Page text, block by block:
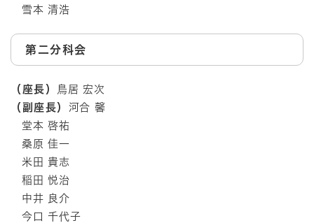
雪本 清浩
第二分科会
（座長）
鳥居 宏次​
（副座長） 河合 馨
堂本 啓祐
桑原 佳一
米田 貴志
稲田 悦治
中井 良介
今口 千代子